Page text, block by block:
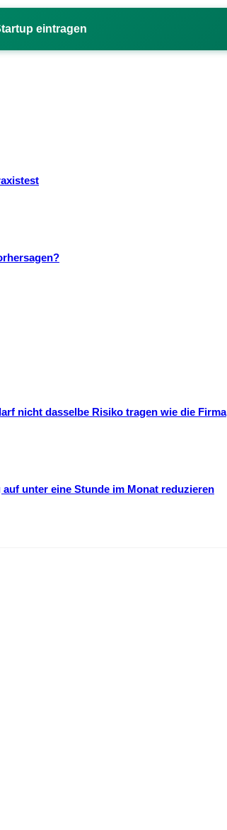
eintragen
nicht dasselbe Risiko tragen wie die Firma
unter eine Stunde im Monat reduzieren